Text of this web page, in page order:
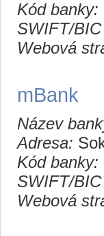
Kód banky:
SWIFT/
Webová
mBank
Název
Adresa:
Kód banky:
SWIFT/
Webová